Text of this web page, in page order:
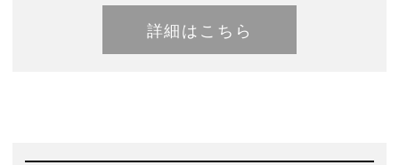
詳細はこちら